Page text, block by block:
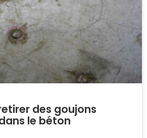
des goujons
le béton